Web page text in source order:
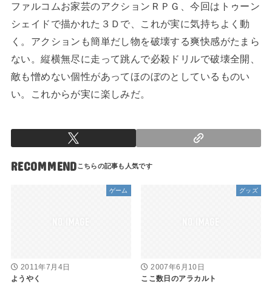
ファルコムお家芸のアクションＲＰＧ、今回はトゥーン
シェイドで描かれた３Ｄで、これが実に気持ちよく動
く。アクションも簡単だし物を破壊する爽快感がたまら
ない。縦横無尽に走って跳んで必殺ドリルで破壊全開、
敵も憎めない個性があってほのぼのとしているものい
い。これからが実に楽しみだ。
RECOMMEND
ゲーム
2011年7月4日
ようやく
グッズ
2007年6月10日
ここ数日のアラカルト